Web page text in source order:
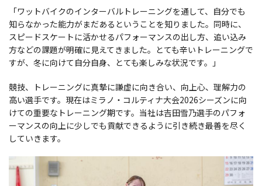
「ワットバイクのインターバルトレーニングを通して、自分でも
知らなかった能力がまだあるということを知りました。同時に、
スピードスケートに活かせるパフォーマンスの出し方、追い込み
方などの課題が明確に見えてきました。とても辛いトレーニングで
すが、冬に向けて自分自身、とても楽しみな状況です。」
競技、トレーニングに真摯に謙虚に向き合い、向上心、理解力の
高い選手です。現在はミラノ・コルティナ大会2026シーズンに向
けての重要なトレーニング期です。当社は吉田雪乃選手のパフォ
ーマンスの向上に少しでも貢献できるように引き続き最善を尽く
していきます。